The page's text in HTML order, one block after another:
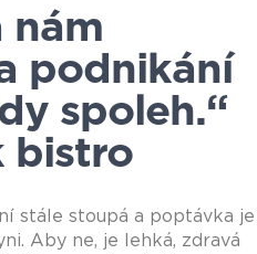
nám
podnikání
spoleh.“
bistro
stále stoupá a poptávka je
Aby ne, je lehká, zdravá